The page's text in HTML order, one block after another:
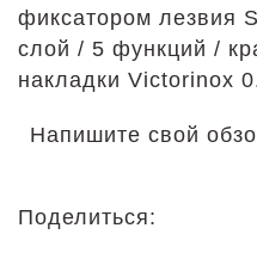
фиксатором лезвия
слой / 5 функций /
накладки Victorinox
Напишите свой
Поделиться: